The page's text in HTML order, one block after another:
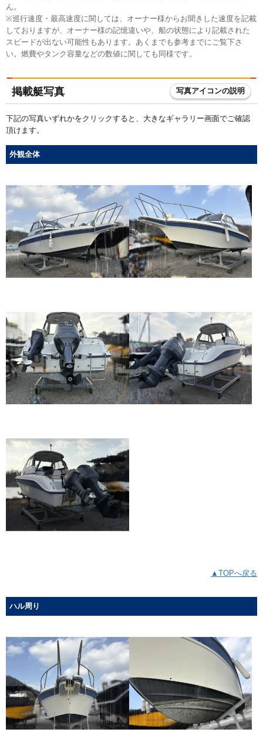
ん。
※巡行速度・最高速度に関しては、オーナー様からお聞きした速度を記載
しておりますが、オーナー様の記憶違いや、船の状態により記載された
スピードが出ない可能性もあります。あくまでも参考までにご覧下さ
い。燃費やタンク容量などの数値に関しても同様です。
掲載艇写真 写真アイコンの説明
下記の写真いずれかをクリックすると、大きなギャラリー画面でご確認
頂けます。
外観全体
▲TOPへ戻る
ハル周り